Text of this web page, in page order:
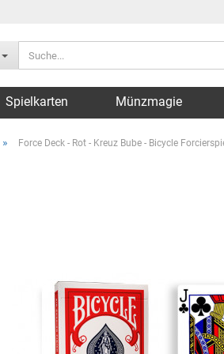
Spielkarten Münzmagie
» Force Deck - Rot - Kreuz Bube - Bicycle